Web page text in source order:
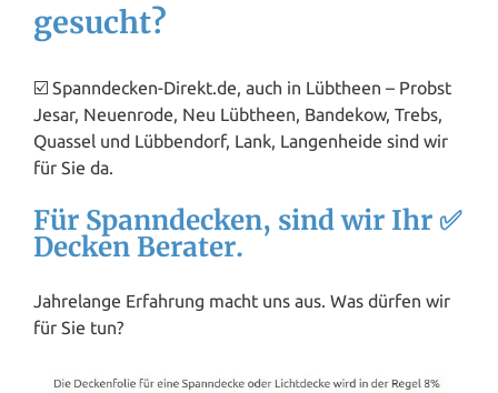
gesucht?
☑️ Spanndecken-Direkt.de, auch in Lübtheen – Probst
Jesar, Neuenrode, Neu Lübtheen, Bandekow, Trebs,
Quassel und Lübbendorf, Lank, Langenheide sind wir
für Sie da.
Für Spanndecken, sind wir Ihr ✅
Decken Berater.
Jahrelange Erfahrung macht uns aus. Was dürfen wir
für Sie tun?